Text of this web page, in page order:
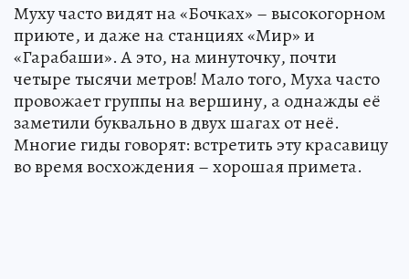
Муху часто видят на «Бочках» – высокогорном
приюте, и даже на станциях «Мир» и
«Гарабаши». А это, на минуточку, почти
четыре тысячи метров! Мало того, Муха часто
провожает группы на вершину, а однажды её
заметили буквально в двух шагах от неё.
Многие гиды говорят: встретить эту красавицу
во время восхождения – хорошая примета.